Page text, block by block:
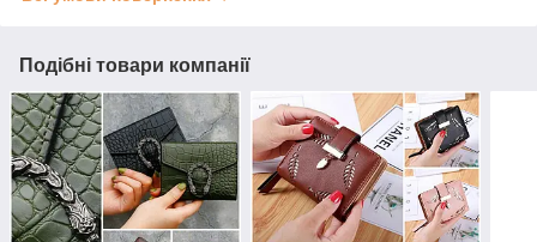
Подібні товари компанії